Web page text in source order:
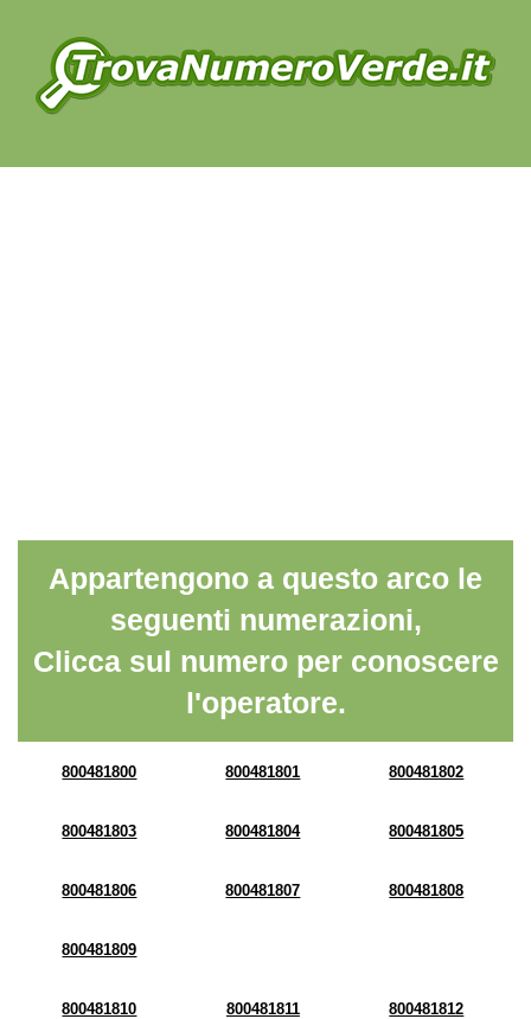
Appartengono a questo arco le
seguenti numerazioni,
Clicca sul numero per conoscere
l'operatore.
800481800 800481801 800481802
800481803 800481804 800481805
800481806 800481807 800481808
800481809
800481810 800481811 800481812